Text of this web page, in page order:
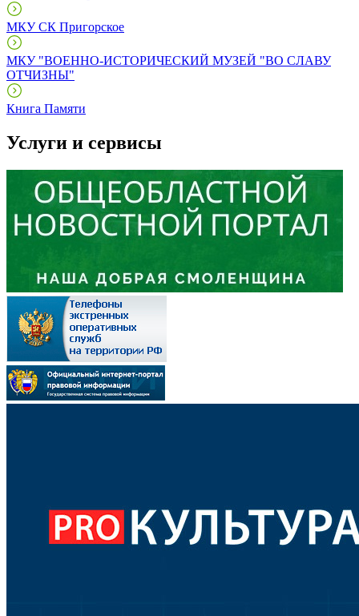
МКУ СК Пригорское
МКУ "ВОЕННО-ИСТОРИЧЕСКИЙ МУЗЕЙ "ВО СЛАВУ
ОТЧИЗНЫ"
Книга Памяти
Услуги и сервисы